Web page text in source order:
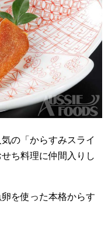
の「からすみスライ
ち料理に仲間入りし
を使った本格からす